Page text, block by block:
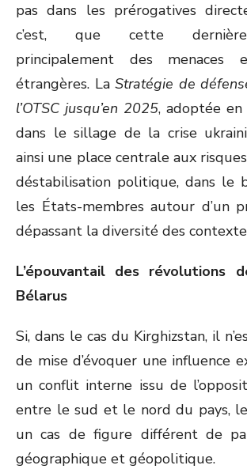
pas dans les prérogatives
c’est, que cette
principalement des menaces
étrangères. La Stratégie de
l’OTSC jusqu’en 2025, adoptée
dans le sillage de la crise
ainsi une place centrale aux
déstabilisation politique, dans le
les États-membres autour d’un
dépassant la diversité des
L’épouvantail des révolutions
Bélarus
Si, dans le cas du Kirghizstan, il
de mise d’évoquer une influence
un conflit interne issu de
entre le sud et le nord du pays,
un cas de figure différent de
géographique et géopolitique.